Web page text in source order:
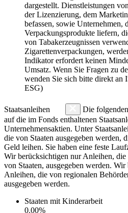
dargestellt. Dienstleistungen
der Lizenzierung, dem
befassen, sowie Unternehmen,
Verpackungsprodukte liefern,
von Tabakerzeugnissen
Zigarettenverpackungen,
Indikator erfordert keinen
Umsatz. Wenn Sie Fragen zu
wenden Sie sich bitte direkt an
ESG)
Staatsanleihen
Die
auf die im Fonds enthaltenen
Unternehmensaktien. Unter
die von Staaten ausgegeben werden,
Geld leihen. Sie haben eine feste
Wir berücksichtigen nur Anleihen, die
von Staaten, ausgegeben werden.
Anleihen, die von regionalen
ausgegeben werden.
Staaten mit Kinderarbeit
0.00%